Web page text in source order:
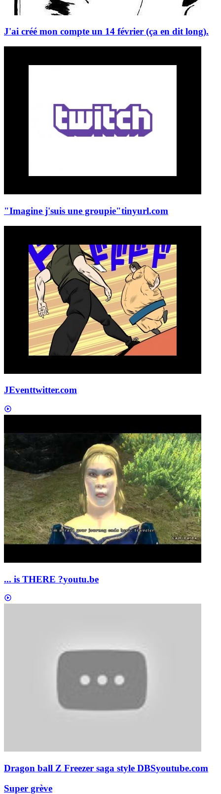
J'ai créé mon compte un 14 février (ça en dit long).
"Imagine j'suis une groupie"tinyurl.com
JEventtwitter.com
... is THERE ?youtu.be
Dragon ball Z Freezer saga style DBSyoutube.com
Super grève